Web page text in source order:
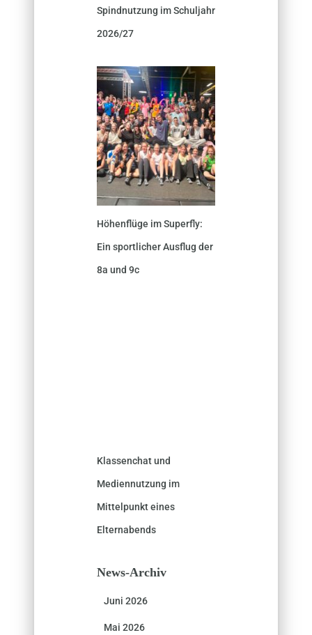
Spindnutzung im Schuljahr
2026/27
Höhenflüge im Superfly:
Ein sportlicher Ausflug der
8a und 9c
Klassenchat und
Mediennutzung im
Mittelpunkt eines
Elternabends
News-Archiv
Juni 2026
Mai 2026